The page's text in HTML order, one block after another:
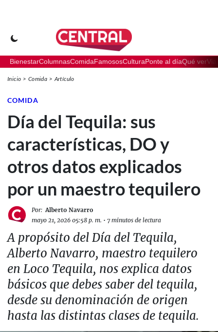
BienestarColumnasComidaFamososCulturaPonte al díaQué ver
Inicio Comida Artículo
COMIDA
Día del Tequila: sus
características, DO y
otros datos explicados
por un maestro tequilero
Por: Alberto Navarro
mayo 21, 2026 05:58 p. m. • 7 minutos de lectura
A propósito del Día del Tequila,
Alberto Navarro, maestro tequilero
en Loco Tequila, nos explica datos
básicos que debes saber del tequila,
desde su denominación de origen
hasta las distintas clases de tequila.